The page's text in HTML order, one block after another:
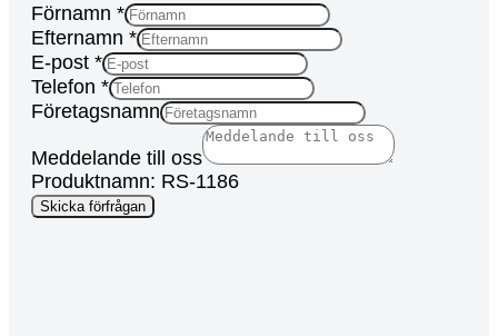
Förnamn *
Efternamn *
E-post *
Telefon *
Företagsnamn
Meddelande till oss
Produktnamn: RS-1186
Page
Skicka förfrågan